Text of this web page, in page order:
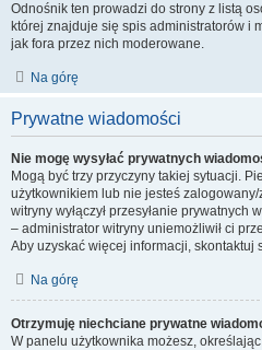
Odnośnik ten prowadzi do strony z listą
której znajduje się spis administratorów i
jak fora przez nich moderowane.
Na górę
Prywatne wiadomości
Nie mogę wysyłać prywatnych
Mogą być trzy przyczyny takiej sytuacji.
użytkownikiem lub nie jesteś
witryny wyłączył przesyłanie prywatnych
– administrator witryny uniemożliwił ci
Aby uzyskać więcej informacji, skontaktuj
Na górę
Otrzymuję niechciane prywatne
W panelu użytkownika możesz,